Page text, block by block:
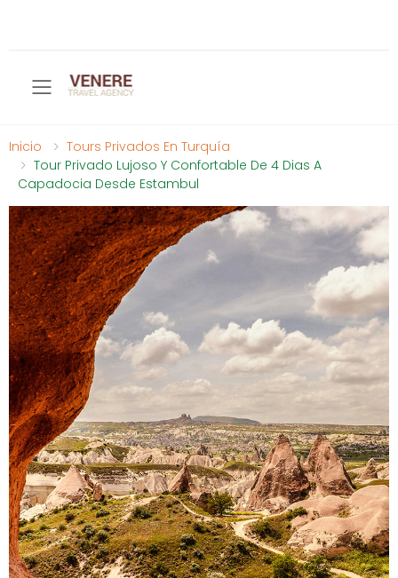
Toggle mobile menu
Inicio
Tours Privados En Turquía
Tour Privado Lujoso Y Confortable De 4 Dias A
Capadocia Desde Estambul